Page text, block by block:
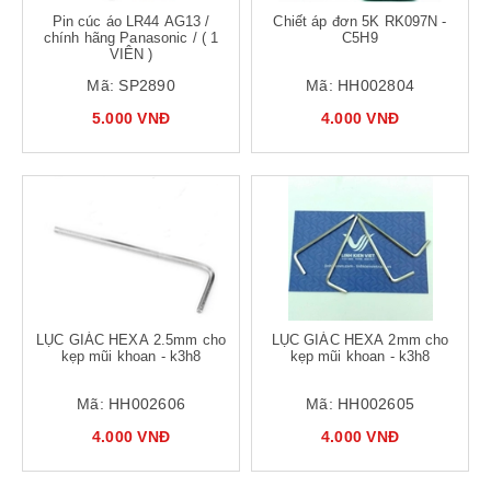
Pin cúc áo LR44 AG13 /
chính hãng Panasonic / ( 1
VIÊN )
Mã: SP2890
5.000 VNĐ
Chiết áp đơn 5K RK097N -
C5H9
Mã: HH002804
4.000 VNĐ
LỤC GIÁC HEXA 2.5mm cho
kẹp mũi khoan - k3h8
Mã: HH002606
4.000 VNĐ
LỤC GIÁC HEXA 2mm cho
kẹp mũi khoan - k3h8
Mã: HH002605
4.000 VNĐ